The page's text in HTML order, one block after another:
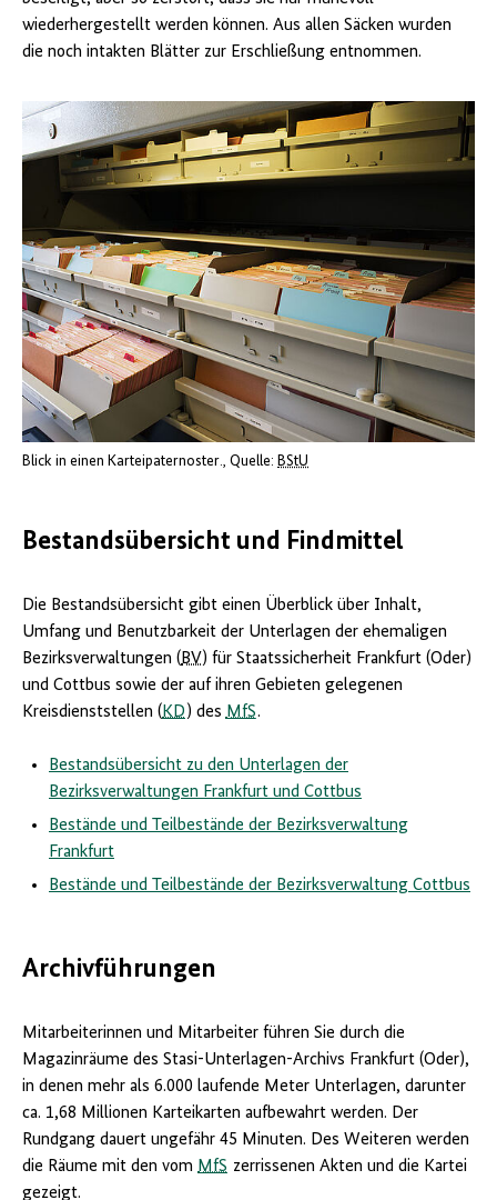
wiederhergestellt werden können. Aus allen Säcken wurden
die noch intakten Blätter zur Erschließung entnommen.
Blick in einen Karteipaternoster. Quelle: BStU
Bestandsübersicht und Findmittel
Die Bestandsübersicht gibt einen Überblick über Inhalt,
Umfang und Benutzbarkeit der Unterlagen der ehemaligen
Bezirksverwaltungen ( BV) für Staatssicherheit Frankfurt (Oder)
und Cottbus sowie der auf ihren Gebieten gelegenen
Kreisdienststellen ( KD ) des MfS.
Bestandsübersicht zu den Unterlagen der
Bezirksverwaltungen Frankfurt und Cottbus
Bestände und Teilbestände der Bezirksverwaltung
Frankfurt
Bestände und Teilbestände der Bezirksverwaltung Cottbus
Archivführungen
Mitarbeiterinnen und Mitarbeiter führen Sie durch die
Magazinräume des Stasi-Unterlagen-Archivs Frankfurt (Oder),
in denen mehr als 6.000 laufende Meter Unterlagen, darunter
ca. 1,68 Millionen Karteikarten aufbewahrt werden. Der
Rundgang dauert ungefähr 45 Minuten. Des Weiteren werden
die Räume mit den vom MfS zerrissenen Akten und die Kartei
gezeigt.